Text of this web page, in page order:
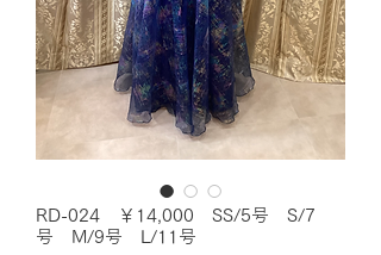
RD-024 ￥14,000 SS/5号 S/7
号 M/9号 L/11号